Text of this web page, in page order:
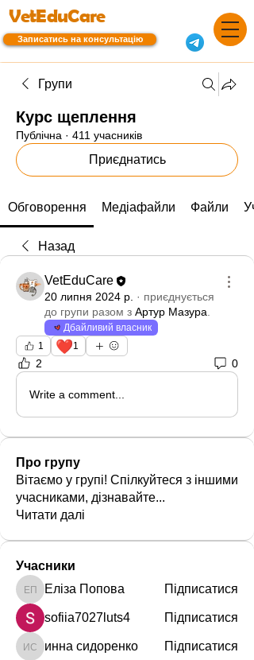
VetEduCare
Записатись на консультацію
Групи
Курс щеплення
Публічна · 411 учасників
Приєднатись
Обговорення Медіафайли Файли
Назад
VetEduCare
20 липня 2024 р. · приєднується
до групи разом з Артур Мазура
Дбайливий власник
1
❤️1
2 0
Write a comment...
Про групу
Вітаємо у групі! Спілкуйтеся з іншими
учасниками, дізнавайте...
Читати далі
Учасники
Еліза Попова
Еліза Попова Підписатися
sofiia7027luts4 Підписатися
инна сидоренко
инна сидоренко Підписатися